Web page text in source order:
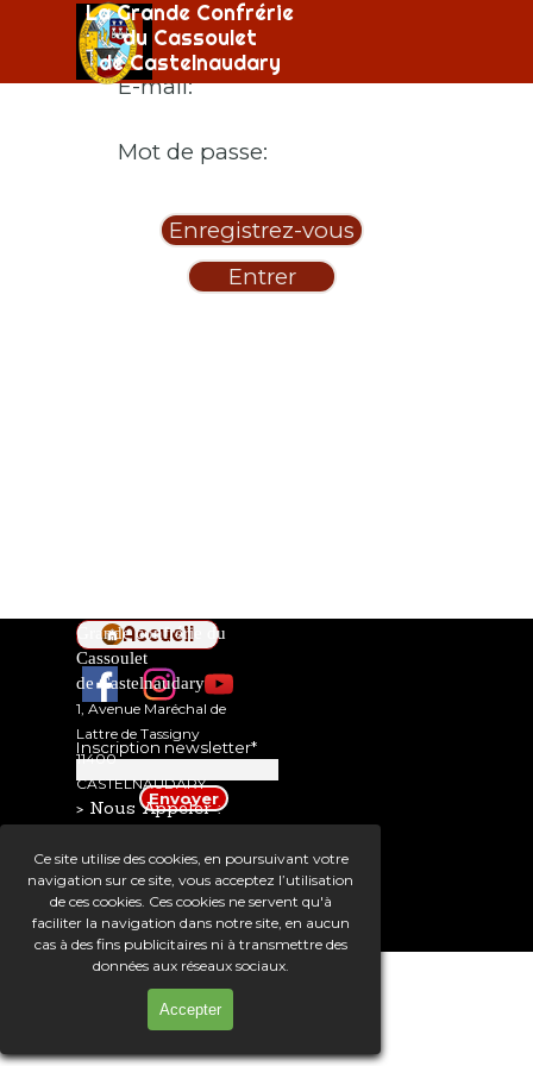
Ce site utilise des cookies, en poursuivant votre
navigation sur ce site, vous acceptez l’utilisation
de ces cookies. Ces cookies ne servent qu'à
faciliter la navigation dans notre site, en aucun
cas à des fins publicitaires ni à transmettre des
données aux réseaux sociaux.
Accepter
Aller au contenuSauter le menu
La Grande Confrérie
du Cassoulet
de Castelnaudary
Pour accéder à la section de ce site Web, vous
devez saisir vos données de connexion.
E-mail:
Mot de passe:
Grande confrérie du
Cassoulet
de Castelnaudary
1, Avenue Maréchal de
Lattre de Tassigny
11400
CASTELNAUDARY
> Nous Appeler :
04 68 23 66 73
> Nous Ecrire :
Mentions légales
Accueil
Inscription newsletter*
Réalisation CSB Formation
Retourner au contenu